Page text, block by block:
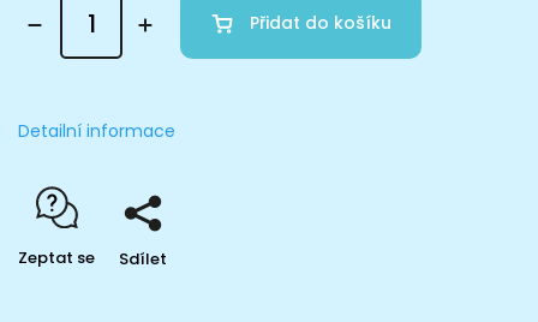
Přidat do košíku
Detailní informace
Zeptat se Sdílet